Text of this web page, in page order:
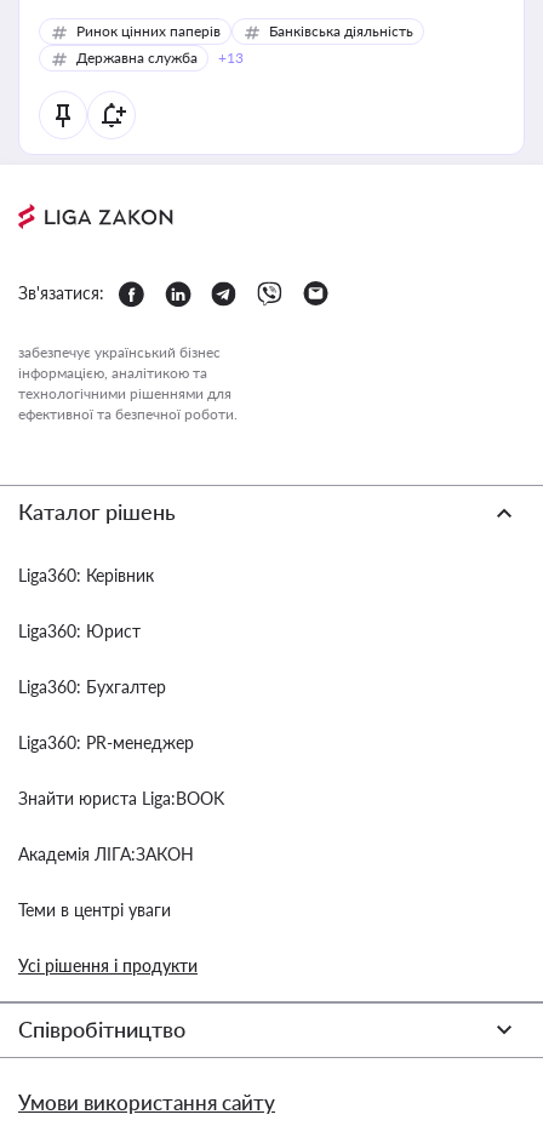
Ринок цінних паперів
Банківська діяльність
Державна служба
+13
Зв'язатися:
забезпечує український бізнес
інформацією, аналітикою та
технологічними рішеннями для
ефективної та безпечної роботи.
Каталог рішень
Liga360: Керівник
Liga360: Юрист
Liga360: Бухгалтер
Liga360: PR-менеджер
Знайти юриста Liga:BOOK
Академія ЛІГА:ЗАКОН
Теми в центрі уваги
Усі рішення і продукти
Співробітництво
Умови використання сайту